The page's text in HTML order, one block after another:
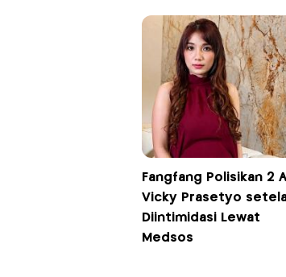
Fangfang Polisikan 2
Vicky Prasetyo
Diintimidasi Lewat
Medsos